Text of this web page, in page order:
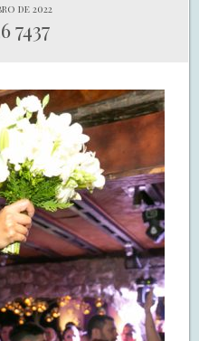
de 2022
7437